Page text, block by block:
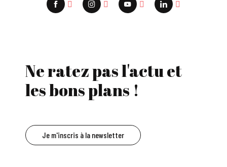
Ne ratez pas l'actu et
les bons plans !
Je m'inscris à la newsletter